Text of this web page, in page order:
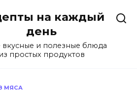
на каждый
день
вкусные и полезные блюда
простых продуктов
МЯСА